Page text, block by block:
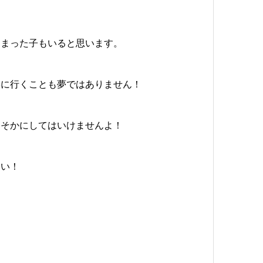
った子もいると思います。
行くことも夢ではありません！
かにしてはいけませんよ！
！